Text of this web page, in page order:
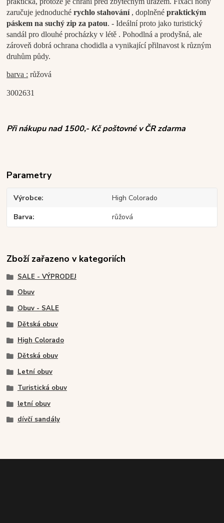
zaručuje jednoduchérychlo stahování, doplněnépraktickým
páskem na suchý zip za patou. - Ideální proto jako turistický
sandálpro dlouhé procházky v létě . Pohodlná a prodyšná, ale
zároveň dobrá ochrana chodidla a vynikající přilnavost k různým
druhům půdy.
barva : růžová
3002631
Při nákupu nad 1500,- Kč poštovné v ČR zdarma
Parametry
Výrobce High Colorado
Barva růžová
Zboží zařazeno v kategoriích
SALE - VÝPRODEJ
Obuv
Obuv - SALE
Dětská obuv
High Colorado
Dětská obuv
Letní obuv
Turistická obuv
letní obuv
dívčí sandály